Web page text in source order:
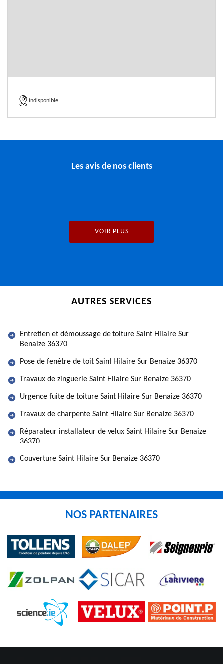
indisponible
Les avis de nos clients
VOIR PLUS
AUTRES SERVICES
Entretien et démoussage de toiture Saint Hilaire Sur
Benaize 36370
Pose de fenêtre de toit Saint Hilaire Sur Benaize 36370
Travaux de zinguerie Saint Hilaire Sur Benaize 36370
Urgence fuite de toiture Saint Hilaire Sur Benaize 36370
Travaux de charpente Saint Hilaire Sur Benaize 36370
Réparateur installateur de velux Saint Hilaire Sur Benaize
36370
Couverture Saint Hilaire Sur Benaize 36370
NOS PARTENAIRES